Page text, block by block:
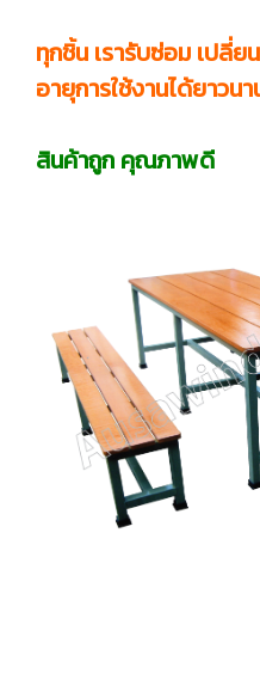
ทุกชิ้น เรารับซ่อม เปลี่
อายุการใช้งานได้ยาวน
สินค้าถูก คุณภาพดี